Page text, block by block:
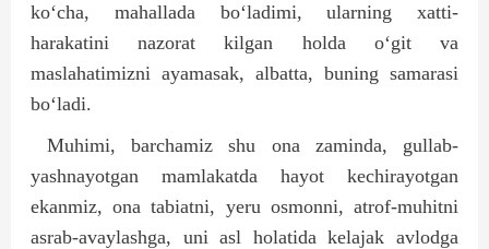
ko‘cha, mahallada bo‘ladimi, ularning xatti-
harakatini nazorat kilgan holda o‘git va
maslahatimizni ayamasak, albatta, buning samarasi
bo‘ladi.
Muhimi, barchamiz shu ona zaminda, gullab-
yashnayotgan mamlakatda hayot kechirayotgan
ekanmiz, ona tabiatni, yeru osmonni, atrof-muhitni
asrab-avaylashga, uni asl holatida kelajak avlodga